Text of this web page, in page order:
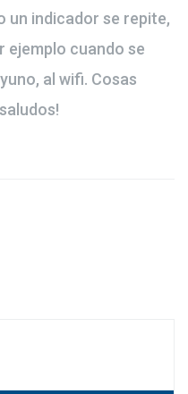
un indicador se repite,
ejemplo cuando se
al wifi. Cosas